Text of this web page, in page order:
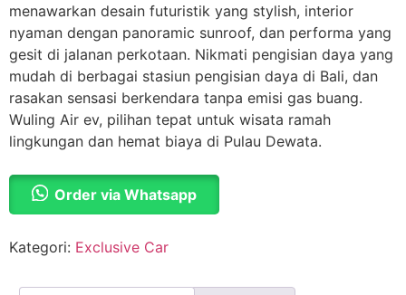
menawarkan desain futuristik yang stylish, interior
nyaman dengan panoramic sunroof, dan performa yang
gesit di jalanan perkotaan. Nikmati pengisian daya yang
mudah di berbagai stasiun pengisian daya di Bali, dan
rasakan sensasi berkendara tanpa emisi gas buang.
Wuling Air ev, pilihan tepat untuk wisata ramah
lingkungan dan hemat biaya di Pulau Dewata.
Order via Whatsapp
Kategori: Exclusive Car